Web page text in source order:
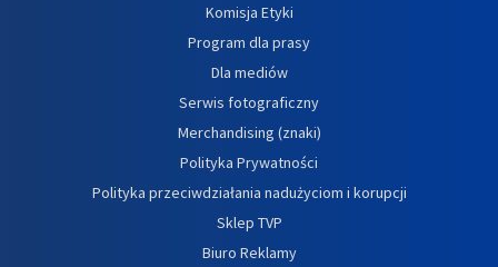
Komisja Etyki
Program dla prasy
Dla mediów
Serwis fotograficzny
Merchandising (znaki)
Polityka Prywatności
Polityka przeciwdziałania nadużyciom i korupcji
Sklep TVP
Biuro Reklamy